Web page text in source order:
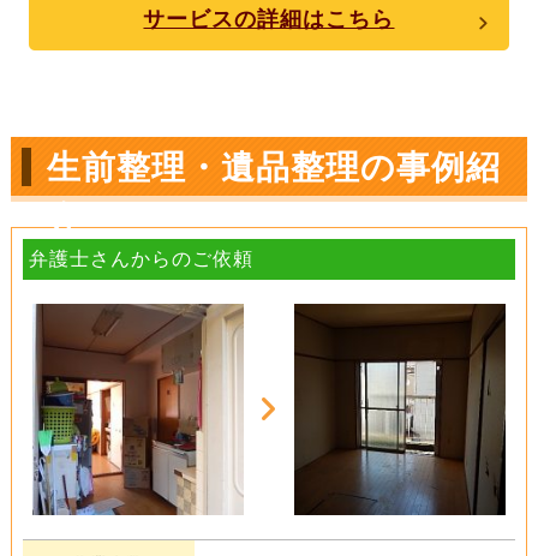
サービスの詳細はこちら
生前整理・遺品整理の事例紹
介
弁護士さんからのご依頼